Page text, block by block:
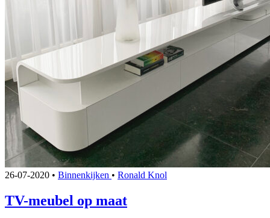
26-07-2020 • Binnenkijken • Ronald Knol
TV-meubel op maat